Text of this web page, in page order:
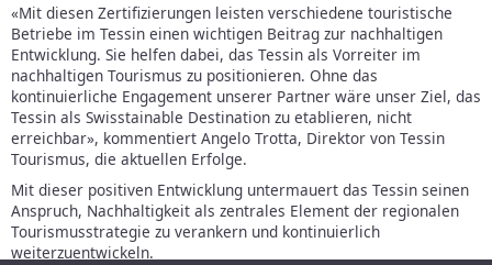
«Mit diesen Zertifizierungen leisten verschiedene touristische
Betriebe im Tessin einen wichtigen Beitrag zur nachhaltigen
Entwicklung. Sie helfen dabei, das Tessin als Vorreiter im
nachhaltigen Tourismus zu positionieren. Ohne das
kontinuierliche Engagement unserer Partner wäre unser Ziel, das
Tessin als Swisstainable Destination zu etablieren, nicht
erreichbar», kommentiert Angelo Trotta, Direktor von Tessin
Tourismus, die aktuellen Erfolge.
Mit dieser positiven Entwicklung untermauert das Tessin seinen
Anspruch, Nachhaltigkeit als zentrales Element der regionalen
Tourismusstrategie zu verankern und kontinuierlich
weiterzuentwickeln.